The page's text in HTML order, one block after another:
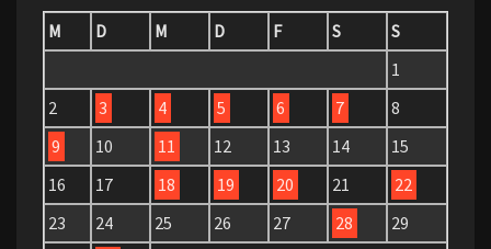
M
D M D F S
S
1
2
3 4 5 6 7
8
9
10 11 12 13 14
15
16
17 18 19 20 21
22
23
24 25 26 27 28
29